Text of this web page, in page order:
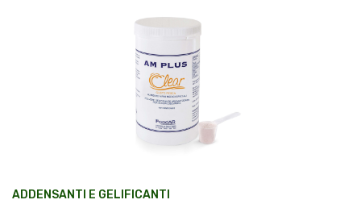
ADDENSANTI E GELIFICANTI